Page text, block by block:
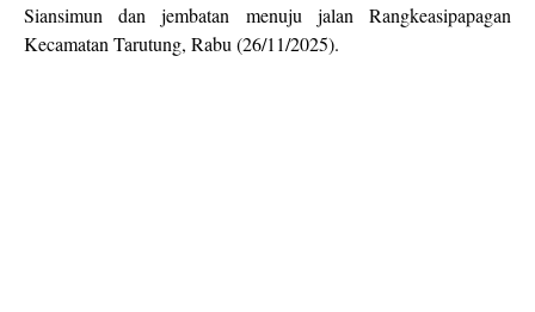
Siansimun dan jembatan menuju jalan Rangkeasipapagan
Kecamatan Tar‎utung, Rabu (26/11/2025).